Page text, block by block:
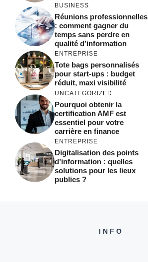
BUSINESS
Réunions professionnelles
: comment gagner du
temps sans perdre en
qualité d’information
ENTREPRISE
Tote bags personnalisés
pour start-ups : budget
réduit, maxi visibilité
UNCATEGORIZED
Pourquoi obtenir la
certification AMF est
essentiel pour votre
carrière en finance
ENTREPRISE
Digitalisation des points
d’information : quelles
solutions pour les lieux
publics ?
INFO